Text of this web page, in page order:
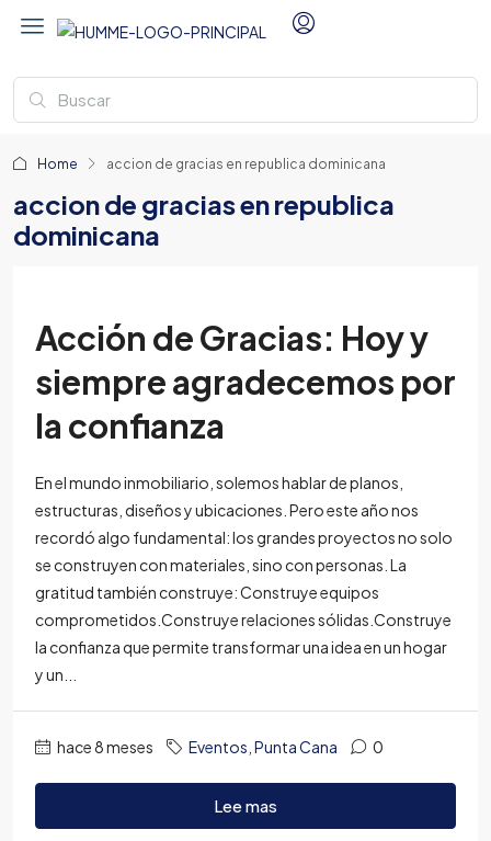
Home accion de gracias en republica dominicana
accion de gracias en republica
dominicana
Acción de Gracias: Hoy y
siempre agradecemos por
la confianza
En el mundo inmobiliario, solemos hablar de planos,
estructuras, diseños y ubicaciones. Pero este año nos
recordó algo fundamental: los grandes proyectos no solo
se construyen con materiales, sino con personas. La
gratitud también construye: Construye equipos
comprometidos.Construye relaciones sólidas.Construye
la confianza que permite transformar una idea en un hogar
y un...
hace 8 meses Eventos Punta Cana 0
Lee mas